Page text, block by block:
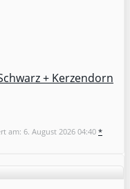
+ Kerzendorn
am: 6. August 2026 04:40 *